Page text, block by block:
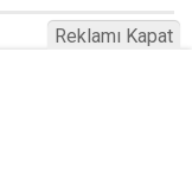
Reklamı Kapat